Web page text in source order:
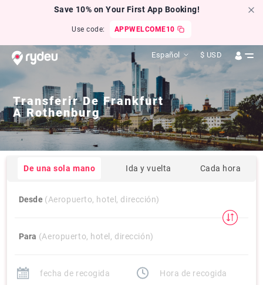
Save 10% on Your First App Booking!
Use code: APPWELCOME10
Español $ USD
Transferir De Frankfurt
A Rothenburg
De una sola mano Ida y vuelta Cada hora
Desde (Aeropuerto, hotel, dirección)
Para (Aeropuerto, hotel, dirección)